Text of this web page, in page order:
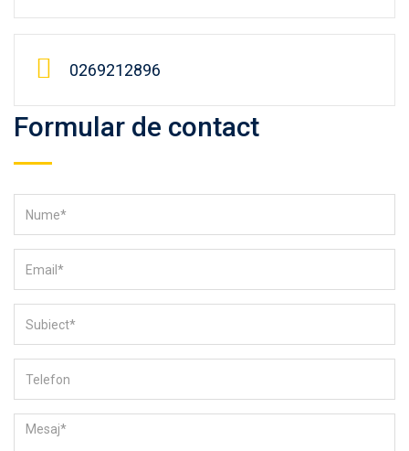
0269212896
Formular de contact